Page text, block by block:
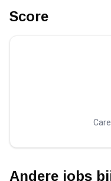
Score
Andere jobs